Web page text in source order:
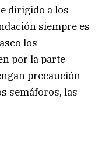
dirigido a los
siempre es
los
por la parte
precaución
semáforos, las